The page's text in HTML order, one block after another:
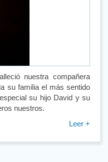
nuestra compañera
su familia el más sentido
su hijo David y su
nuestros.
Leer +